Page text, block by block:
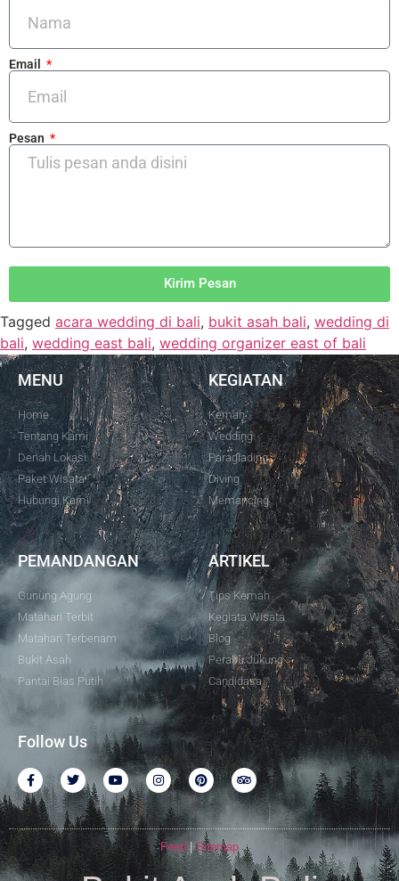
Email
Pesan
Kirim Pesan
Tagged acara wedding di bali, bukit asah bali, wedding di
bali, wedding east bali, wedding organizer east of bali
MENU
Home
Tentang Kami
Denah Lokasi
Paket Wisata
Hubungi Kami
KEGIATAN
Kemah
Wedding
Paraglading
Diving
Memancing
PEMANDANGAN
Gunung Agung
Matahari Terbit
Matahari Terbenam
Bukit Asah
Pantai Bias Putih
ARTIKEL
Tips Kemah
Kegiata Wisata
Blog
Perahu Jukung
Candidasa
Follow Us
Feed|Sitemap